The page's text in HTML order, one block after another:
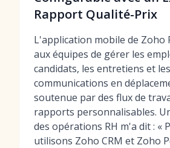
Rapport Qualité-Prix
L'application mobile de Zoho
aux équipes de gérer les
candidats, les entretiens et les
communications en
soutenue par des flux de
rapports personnalisables.
des opérations RH m'a dit : «
utilisons Zoho CRM et Zoho